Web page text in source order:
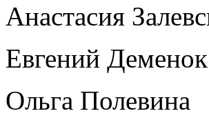
Анастасия
Евгений Деменок
Ольга Полевина